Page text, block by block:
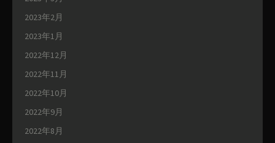
2023年2月
2023年1月
2022年12月
2022年11月
2022年10月
2022年9月
2022年8月